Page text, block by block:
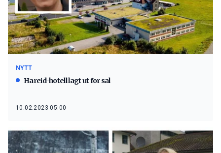
NYTT
Hareid-hotell lagt ut for sal
10.02.2023 05:00